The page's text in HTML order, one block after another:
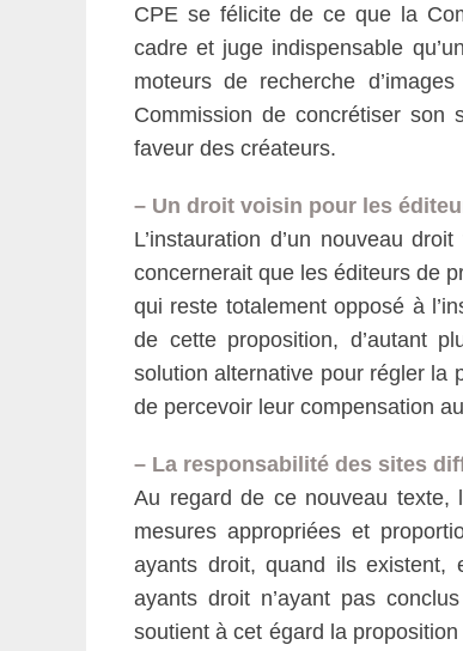
CPE se félicite de ce que la
cadre et juge indispensable
moteurs de recherche
Commission de concrétiser
faveur des créateurs.
– Un droit voisin pour les
L’instauration d’un nouveau
concernerait que les éditeurs de
qui reste totalement opposé à
de cette proposition, d’autant
solution alternative pour régler la
de percevoir leur compensation
– La responsabilité des sites
Au regard de ce nouveau texte,
mesures appropriées et
ayants droit, quand ils existent,
ayants droit n’ayant pas
soutient à cet égard la